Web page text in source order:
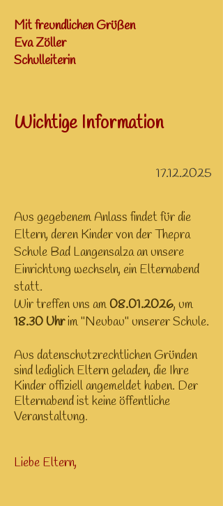
Mit freundlichen Grüßen
Eva Zöller
Schulleiterin
Wichtige Information
17.12.2025
Aus gegebenem Anlass findet für die
Eltern, deren Kinder von der Thepra
Schule Bad Langensalza an unsere
Einrichtung wechseln, ein Elternabend
statt.
Wir treffen uns am08.01.2026, um
18.30 Uhrim "Neubau" unserer Schule.
Aus datenschutzrechtlichen Gründen
sind lediglich Eltern geladen, die Ihre
Kinder offiziell angemeldet haben. Der
Elternabend ist keine öffentliche
Veranstaltung.
Liebe Eltern,